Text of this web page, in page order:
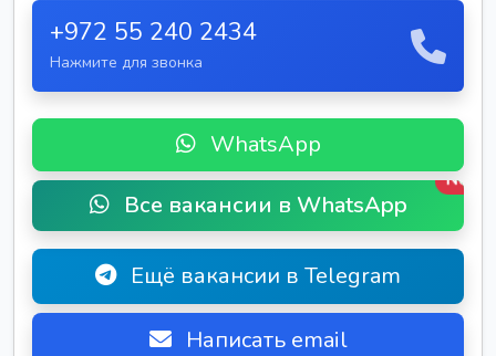
+972 55 240 2434
Нажмите для звонка
WhatsApp
Все вакансии в WhatsApp
New
Ещё вакансии в Telegram
Написать email